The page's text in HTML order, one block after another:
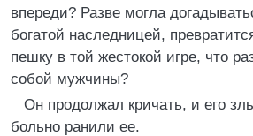
впереди? Разве могла
богатой наследницей,
пешку в той жестокой игре, что
собой мужчины?
Он продолжал кричать, и его
больно ранили ее.